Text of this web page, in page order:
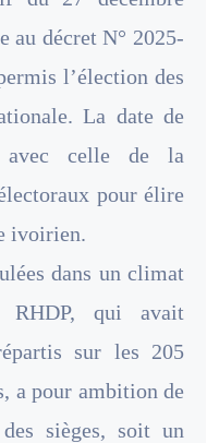
au décret N° 2025-
l’élection des
La date de
avec celle de la
pour élire
ivoirien.
dans un climat
RHDP, qui avait
sur les 205
a pour ambition de
sièges, soit un